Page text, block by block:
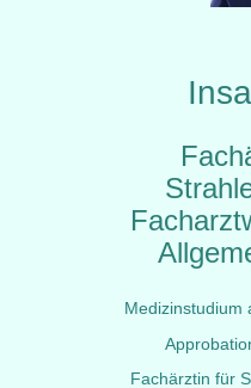
Medizinstudium
Fachärztin für